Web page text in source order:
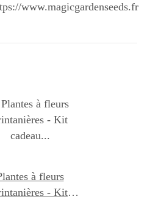
www.magicgardenseeds.fr
à fleurs
- Kit